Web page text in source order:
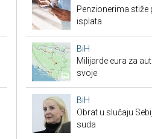
Penzionerima stiže
isplata
BiH
Milijarde eura za
svoje
BiH
Obrat u slučaju
suda